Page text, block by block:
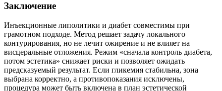
Заключение
Инъекционные липолитики и диабет совместимы при
грамотном подходе. Метод решает задачу локального
контурирования, но не лечит ожирение и не влияет на
висцеральные отложения. Режим «сначала контроль диабета,
потом эстетика» снижает риски и позволяет ожидать
предсказуемый результат. Если гликемия стабильна, зона
выбрана корректно, а противопоказания исключены,
процедура может быть включена в план эстетической